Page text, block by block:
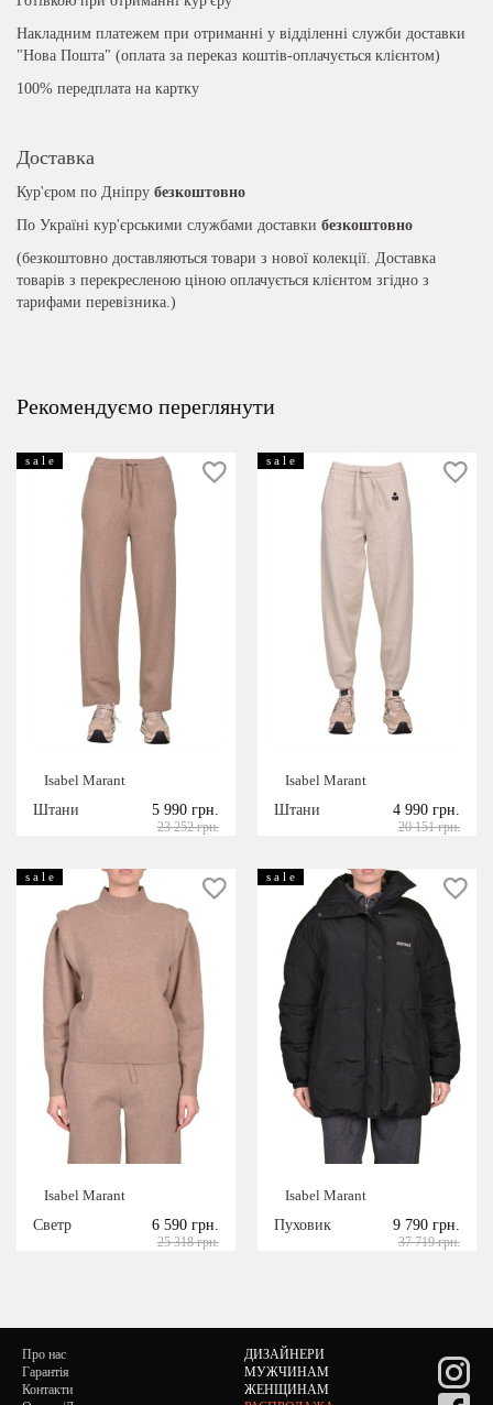
Накладним платежем при отриманні у відділенні служби доставки
"Нова Пошта" (оплата за переказ коштів-оплачується клієнтом)
100% передплата на картку
Доставка
Кур'єром по Дніпру безкоштовно
По Україні кур'єрськими службами доставки безкоштовно
(безкоштовно доставляються товари з нової колекції. Доставка
товарів з перекресленою ціною оплачується клієнтом згідно з
тарифами перевізника.)
Рекомендуємо переглянути
s a l e
Isabel Marant
Штани
5 990 грн.
23 252 грн.
s a l e
Isabel Marant
Штани
4 990 грн.
20 151 грн.
s a l e
Isabel Marant
Светр
6 590 грн.
25 318 грн.
s a l e
Isabel Marant
Пуховик
9 790 грн.
37 719 грн.
Про нас
Гарантія
Контакти
ДИЗАЙНЕРИ
МУЖЧИНАМ
ЖЕНЩИНАМ